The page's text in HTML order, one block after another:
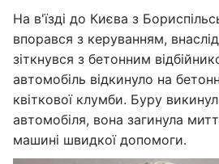
На в'їзді до Києва з
впорався з керуванням,
зіткнувся з бетонним
автомобіль відкинуло на
квіткової клумби. Буру
автомобіля, вона загинула
машині швидкої допомоги.